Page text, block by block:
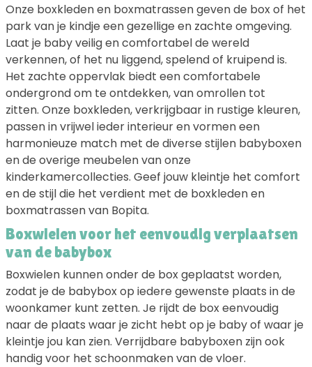
Onze boxkleden en boxmatrassen geven de box of het
park van je kindje een gezellige en zachte omgeving.
Laat je baby veilig en comfortabel de wereld
verkennen, of het nu liggend, spelend of kruipend is.
Het zachte oppervlak biedt een comfortabele
ondergrond om te ontdekken, van omrollen tot
zitten. Onze boxkleden, verkrijgbaar in rustige kleuren,
passen in vrijwel ieder interieur en vormen een
harmonieuze match met de diverse stijlen babyboxen
en de overige meubelen van onze
kinderkamercollecties. Geef jouw kleintje het comfort
en de stijl die het verdient met de boxkleden en
boxmatrassen van Bopita.
Boxwielen voor het eenvoudig verplaatsen
van de babybox
Boxwielen kunnen onder de box geplaatst worden,
zodat je de babybox op iedere gewenste plaats in de
woonkamer kunt zetten. Je rijdt de box eenvoudig
naar de plaats waar je zicht hebt op je baby of waar je
kleintje jou kan zien. Verrijdbare babyboxen zijn ook
handig voor het schoonmaken van de vloer.